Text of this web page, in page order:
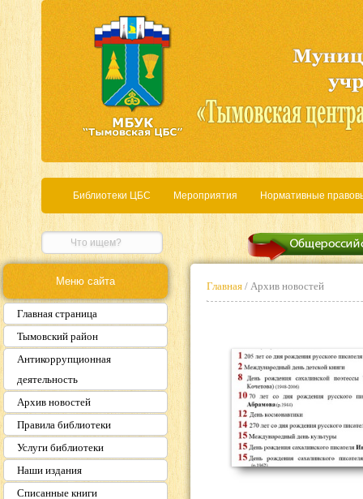
Библиотеки ЦБС Мероприятия Нормативные
Меню сайта
Главная страница
Тымовский район
Антикоррупционная
деятельность
Архив новостей
Правила библиотеки
Услуги библиотеки
Наши издания
Списанные книги
Главная / Архив новостей